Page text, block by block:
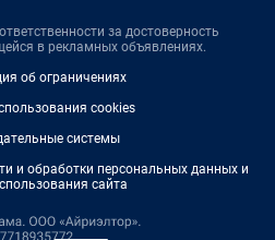
за достоверность
в рекламных объявлениях.
об ограничениях
cookies
системы
и обработки персональных данных и
сайта